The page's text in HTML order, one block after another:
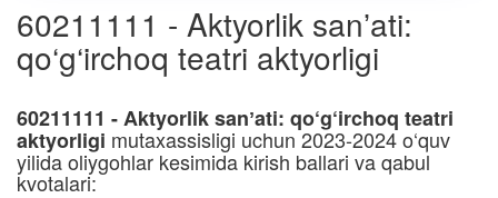
60211111 - Aktyorlik sanʼati:
qo‘g‘irchoq teatri aktyorligi
60211111 - Aktyorlik sanʼati: qo‘g‘irchoq teatri
aktyorligi mutaxassisligi uchun 2023-2024 o‘quv
yilida oliygohlar kesimida kirish ballari va qabul
kvotalari: